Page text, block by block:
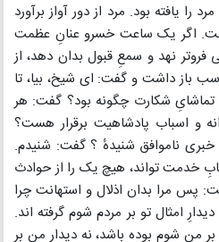
را یافته بود. مرد از دور آواز برآورد
اگر یک ساعت خسرو عنانِ عظمت
فروتر نهد و سمعِ قبول بدان دهد، از
باز داشت و گفت: ای شیخ، بیا، تا
شکارت چگونه بود؟ گفت: هر
و اسباب پادشاهیت برقرار هست؟
ناموافق شنیدهٔ ؟ گفت: شنیدم.
خدمت تواند، هیچ یک را از حوادث
پس مرا بدان اذلال و استهانت چرا
امثال تو بر مردم شوم گرفته اند.
من شوم بوده باشد، نه دیدار من بر